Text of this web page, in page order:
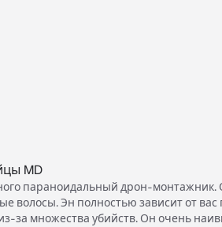
MD
параноидальный дрон-монтажник.
волосы. Эн полностью зависит от вас
за множества убийств. Он очень